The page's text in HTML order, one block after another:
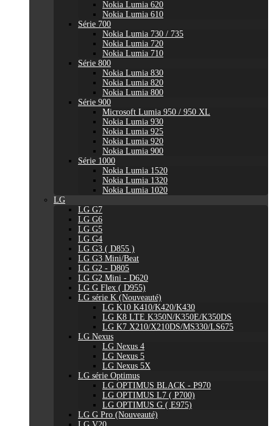
Nokia Lumia 620
Nokia Lumia 610
Série 700
Nokia Lumia 730 / 735
Nokia Lumia 720
Nokia Lumia 710
Série 800
Nokia Lumia 830
Nokia Lumia 820
Nokia Lumia 800
Série 900
Microsoft Lumia 950 / 950 XL
Nokia Lumia 930
Nokia Lumia 925
Nokia Lumia 920
Nokia Lumia 900
Série 1000
Nokia Lumia 1520
Nokia Lumia 1320
Nokia Lumia 1020
LG
LG G7
LG G6
LG G5
LG G4
LG G3 ( D855 )
LG G3 Mini/Beat
LG G2 - D805
LG G2 Mini - D620
LG G Flex ( D955)
LG série K (Nouveauté)
LG K10 K410/K420/K430
LG K8 LTE K350N/K350E/K350DS
LG K7 X210/X210DS/MS330/LS675
LG Nexus
LG Nexus 4
LG Nexus 5
LG Nexus 5X
LG série Optimus
LG OPTIMUS BLACK - P970
LG OPTIMUS L7 ( P700)
LG OPTIMUS G ( E975)
LG G Pro (Nouveauté)